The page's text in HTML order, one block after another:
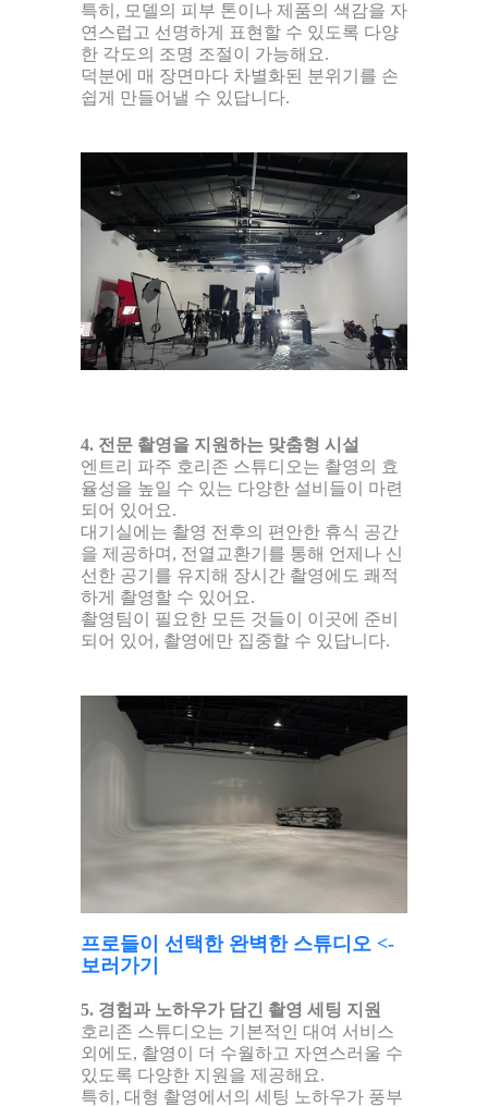
특히, 모델의 피부 톤이나 제품의 색감을 자
연스럽고 선명하게 표현할 수 있도록 다양
한 각도의 조명 조절이 가능해요.
덕분에 매 장면마다 차별화된 분위기를 손
쉽게 만들어낼 수 있답니다.
4. 전문 촬영을 지원하는 맞춤형 시설
엔트리 파주 호리존 스튜디오는 촬영의 효
율성을 높일 수 있는 다양한 설비들이 마련
되어 있어요.
대기실에는 촬영 전후의 편안한 휴식 공간
을 제공하며, 전열교환기를 통해 언제나 신
선한 공기를 유지해 장시간 촬영에도 쾌적
하게 촬영할 수 있어요.
촬영팀이 필요한 모든 것들이 이곳에 준비
되어 있어, 촬영에만 집중할 수 있답니다.
프로들이 선택한 완벽한 스튜디오 <-
보러가기
5. 경험과 노하우가 담긴 촬영 세팅 지원
호리존 스튜디오는 기본적인 대여 서비스
외에도, 촬영이 더 수월하고 자연스러울 수
있도록 다양한 지원을 제공해요.
특히, 대형 촬영에서의 세팅 노하우가 풍부